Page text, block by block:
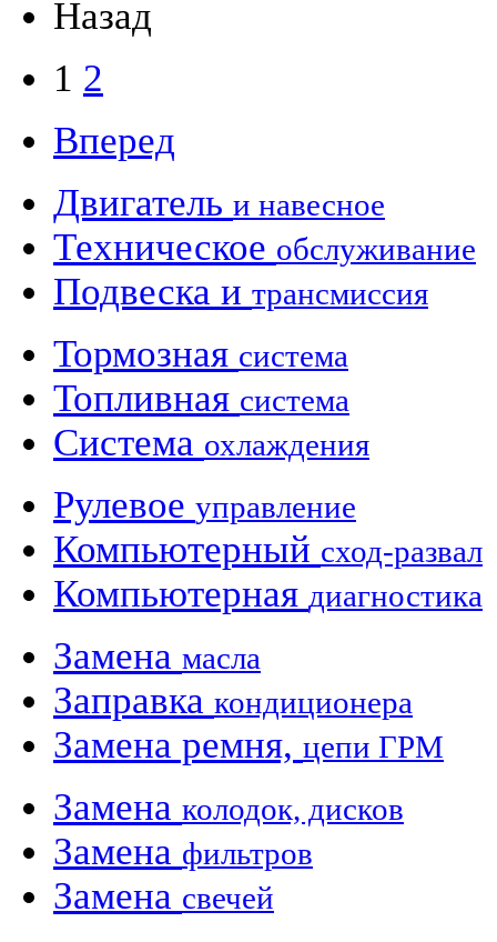
Назад
1 2
Вперед
Двигатель и навесное
Техническое обслуживание
Подвеска и трансмиссия
Тормозная система
Топливная система
Система охлаждения
Рулевое управление
Компьютерный сход-развал
Компьютерная диагностика
Замена масла
Заправка кондиционера
Замена ремня, цепи ГРМ
Замена колодок, дисков
Замена фильтров
Замена свечей